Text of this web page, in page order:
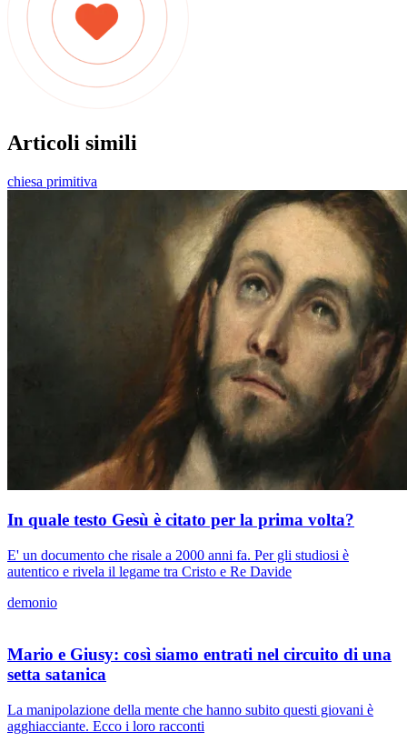
Articoli simili
chiesa primitiva
In quale testo Gesù è citato per la prima volta?
E' un documento che risale a 2000 anni fa. Per gli studiosi è
autentico e rivela il legame tra Cristo e Re Davide
demonio
Mario e Giusy: così siamo entrati nel circuito di una
setta satanica
La manipolazione della mente che hanno subito questi giovani è
agghiacciante. Ecco i loro racconti